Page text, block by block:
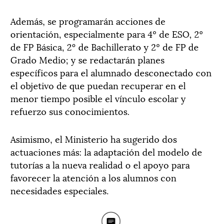
Además, se programarán acciones de
orientación, especialmente para 4º de ESO, 2º
de FP Básica, 2º de Bachillerato y 2º de FP de
Grado Medio; y se redactarán planes
específicos para el alumnado desconectado con
el objetivo de que puedan recuperar en el
menor tiempo posible el vínculo escolar y
refuerzo sus conocimientos.
Asimismo, el Ministerio ha sugerido dos
actuaciones más: la adaptación del modelo de
tutorías a la nueva realidad o el apoyo para
favorecer la atención a los alumnos con
necesidades especiales.